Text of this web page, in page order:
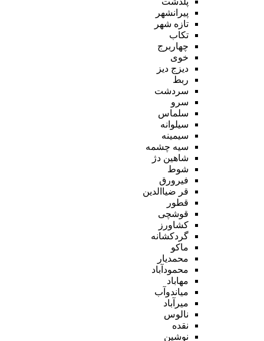
پیرانشهر
تازه شهر
تکاب
چهاربرج
خوی
دیزج دیز
ربط
سردشت
سرو
سلماس
سیلوانه
سیمینه
سیه چشمه
شاهین دژ
شوط
فیرورق
قر ضیاالدین
قطور
قوشچی
کشاورز
گردکشانه
ماکو
محمدیار
محمودآباد
مهاباد
میاندوآب
میرآباد
نالوس
نقده
نوشین